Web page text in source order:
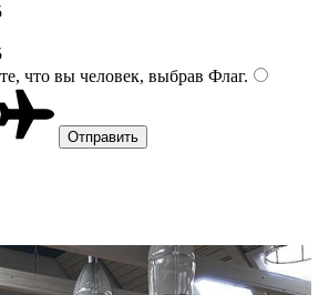
что вы человек, выбрав Флаг.